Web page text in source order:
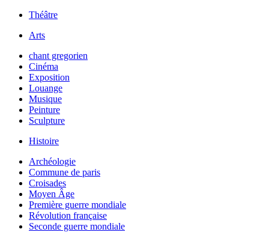
Théâtre
Arts
chant gregorien
Cinéma
Exposition
Louange
Musique
Peinture
Sculpture
Histoire
Archéologie
Commune de paris
Croisades
Moyen Âge
Première guerre mondiale
Révolution française
Seconde guerre mondiale